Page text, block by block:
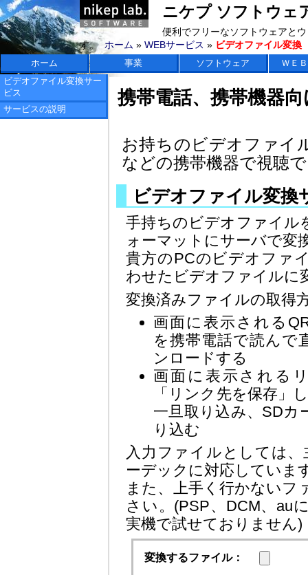
ニケプ ソフトウェ
便利でフリーなソフトウェアと
す。 ホーム »WEBサービス » ビデオファイル変換
ホーム 事業 ソフトウェア
ＷＥ
ビデオファイル変換サー
ビス
サービスの説明
携帯電話、携帯機器
お持ちのビデオファイ
などの携帯機器で視聴
ビデオファイル変換
手持ちのビデオファイル
ォーマットにサーバで変
貴方のPCのビデオファ
わせたビデオファイルに
変換済みファイルの取得
画面に表示される
を携帯電話で読んで
ンロードする
画面に表示される
「リンク先を保存」
一旦取り込み、SDカ
り込む
入力ファイルとしては
ーデックに対応していま
また、上手く行かないフ
さい。(PSP、DCM、au
実機で試せておりません)
変換するファイル：